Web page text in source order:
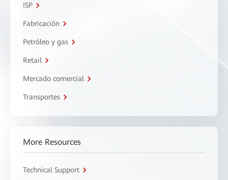
ISP
Fabricación
Petróleo y gas
Retail
Mercado comercial
Transportes
More Resources
Technical Support